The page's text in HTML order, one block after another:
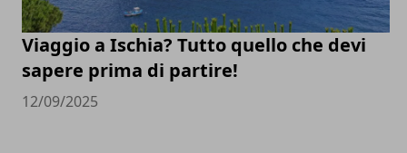
Viaggio a Ischia? Tutto quello che devi
sapere prima di partire!
12/09/2025